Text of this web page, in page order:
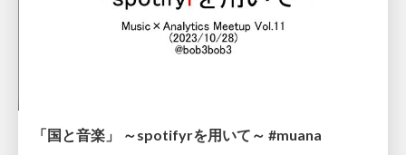
「国と音楽」 ～spotifyrを用いて～ #muana